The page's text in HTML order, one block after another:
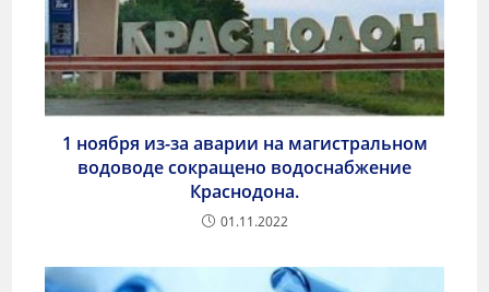
1 ноября из-за аварии на магистральном
водоводе сокращено водоснабжение
Краснодона.
01.11.2022